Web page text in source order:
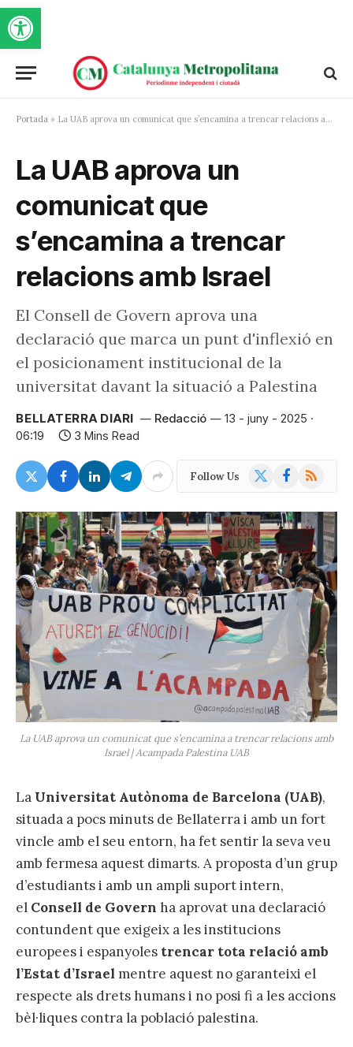
Obre la barra d'eines
Portada » La UAB aprova un comunicat que s’encamina a trencar relacions amb Israel
La UAB aprova un
comunicat que
s’encamina a trencar
relacions amb Israel
El Consell de Govern aprova una
declaració que marca un punt d'inflexió en
el posicionament institucional de la
universitat davant la situació a Palestina
BELLATERRA DIARI Redacció
13 - juny - 2025 ·
06:19
3 Mins Read
Follow Us Facebook
RSS
La UAB aprova un comunicat que s’encamina a trencar relacions amb
Israel | Acampada Palestina UAB
La Universitat Autònoma de Barcelona (UAB),
situada a pocs minuts de Bellaterra i amb un fort
vincle amb el seu entorn, ha fet sentir la seva veu
amb fermesa aquest dimarts. A proposta d’un grup
d’estudiants i amb un ampli suport intern,
el Consell de Govern ha aprovat una declaració
contundent que exigeix a les institucions
europees i espanyoles trencar tota relació amb
l’Estat d’Israel mentre aquest no garanteixi el
respecte als drets humans i no posi fi a les accions
bèl·liques contra la població palestina.